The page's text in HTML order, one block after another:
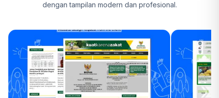
dengan tampilan modern dan profesional.